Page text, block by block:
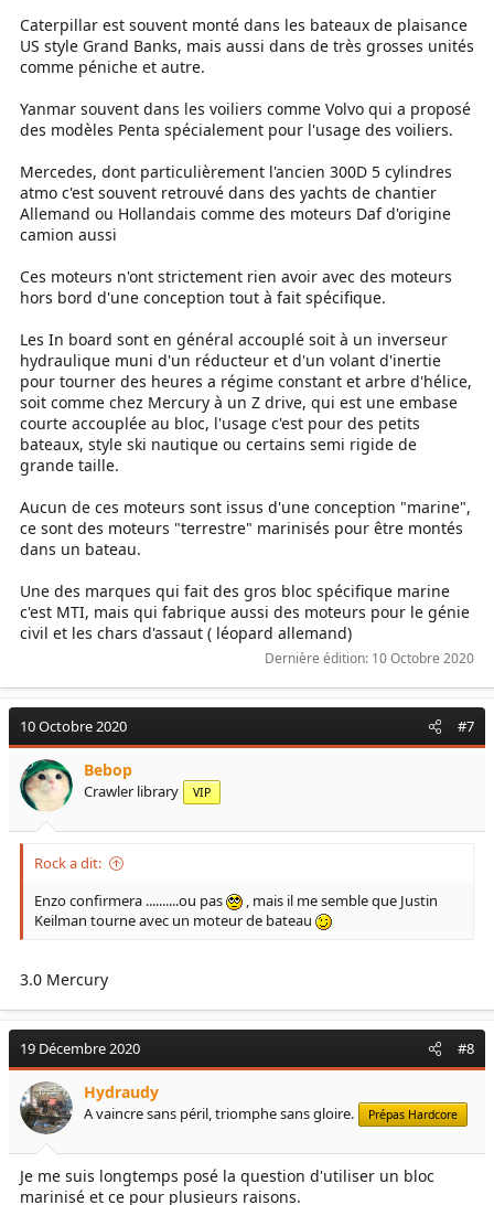
Caterpillar est souvent monté dans les bateaux de plaisance
US style Grand Banks, mais aussi dans de très grosses unités
comme péniche et autre.
Yanmar souvent dans les voiliers comme Volvo qui a proposé
des modèles Penta spécialement pour l'usage des voiliers.
Mercedes, dont particulièrement l'ancien 300D 5 cylindres
atmo c'est souvent retrouvé dans des yachts de chantier
Allemand ou Hollandais comme des moteurs Daf d'origine
camion aussi
Ces moteurs n'ont strictement rien avoir avec des moteurs
hors bord d'une conception tout à fait spécifique.
Les In board sont en général accouplé soit à un inverseur
hydraulique muni d'un réducteur et d'un volant d'inertie
pour tourner des heures a régime constant et arbre d'hélice,
soit comme chez Mercury à un Z drive, qui est une embase
courte accouplée au bloc, l'usage c'est pour des petits
bateaux, style ski nautique ou certains semi rigide de
grande taille.
Aucun de ces moteurs sont issus d'une conception "marine",
ce sont des moteurs "terrestre" marinisés pour être montés
dans un bateau.
Une des marques qui fait des gros bloc spécifique marine
c'est MTI, mais qui fabrique aussi des moteurs pour le génie
civil et les chars d'assaut ( léopard allemand)
Dernière édition: 10 Octobre 2020
10 Octobre 2020 #7
Bebop
Crawler library VIP
Rock a dit:
Enzo confirmera ..........ou pas
, mais il me semble que Justin
Keilman tourne avec un moteur de bateau
3.0 Mercury
19 Décembre 2020 #8
Hydraudy
A vaincre sans péril, triomphe sans gloire. Prépas Hardcore
Je me suis longtemps posé la question d'utiliser un bloc
marinisé et ce pour plusieurs raisons.